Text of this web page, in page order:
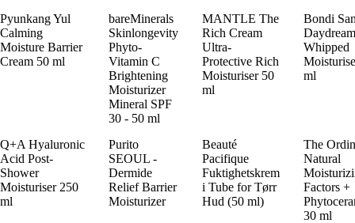
Pyunkang Yul
Calming
Moisture Barrier
Cream 50 ml
bareMinerals
Skinlongevity
Phyto-
Vitamin C
Brightening
Moisturizer
Mineral SPF
30 - 50 ml
MANTLE The
Rich Cream
Ultra-
Protective Rich
Moisturiser 50
ml
Bondi
Daydream
Whipped
ml
Q+A Hyaluronic
Acid Post-
Shower
Moisturiser 250
ml
Purito
SEOUL -
Dermide
Relief Barrier
Moisturizer
Beauté
Pacifique
Fuktighetskrem
i Tube for Tørr
Hud (50 ml)
The
Natural
Factors +
30 ml